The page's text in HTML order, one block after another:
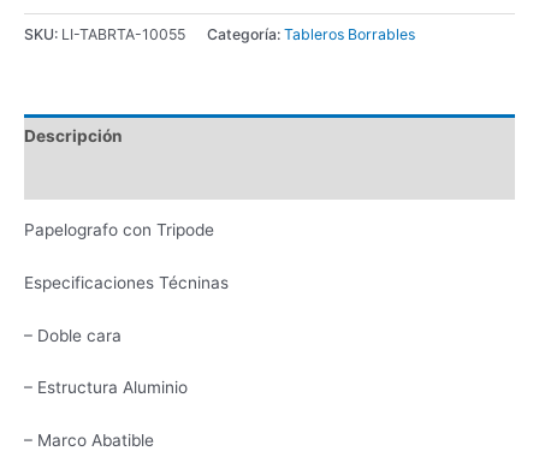
SKU: LI-TABRTA-10055 Categoría: Tableros Borrables
Descripción
Papelografo con Tripode
Especificaciones Técninas
– Doble cara
– Estructura Aluminio
– Marco Abatible